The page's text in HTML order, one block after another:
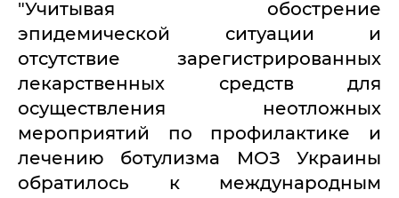
"Учитывая обострение
эпидемической ситуации и
отсутствие зарегистрированных
лекарственных средств для
осуществления неотложных
мероприятий по профилактике и
лечению ботулизма МОЗ Украины
обратилось к международным